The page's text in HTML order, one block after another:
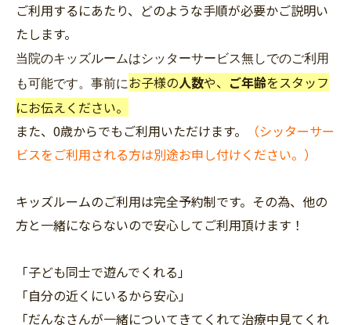
ご利用するにあたり、どのような手順が必要かご説明い
たします。
当院のキッズルームはシッターサービス無しでのご利用
も可能です。事前にお子様の人数や、 ご年齢をスタッフ
にお伝えください。
また、0歳からでもご利用いただけます。
（シッターサー
ビスをご利用される方は別途お申し付けください。）
キッズルームのご利用は完全予約制です。その為、他の
方と一緒にならないので安心してご利用頂けます！
「子ども同士で遊んでくれる」
「自分の近くにいるから安心」
「だんなさんが一緒についてきてくれて治療中見てくれ